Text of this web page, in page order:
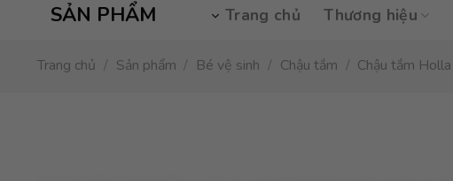
SẢN PHẨM Trang chủ Thương hiệu
Trang chủ / Sản phẩm / Bé vệ sinh / Chậu tắm / Chậu tắm Holla